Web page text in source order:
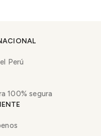
Perú
100% segura